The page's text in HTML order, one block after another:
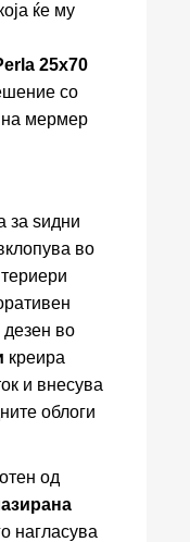
ќе му
25x70
со
на мермер
за ѕидни
во
во
креира
и внесува
облоги
од
нагласува